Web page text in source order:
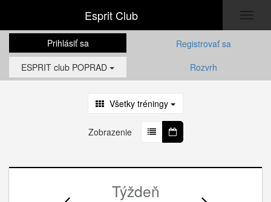
Esprit Club
Prihlásiť sa
Registrovať sa
ESPRIT club POPRAD
Rozvrh
Všetky tréningy
Zobrazenie
Týždeň